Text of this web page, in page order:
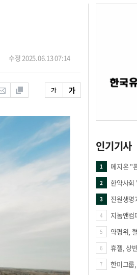
수정 2025.06.13 07:14
인기기사
1
2
3
4
5
6
7